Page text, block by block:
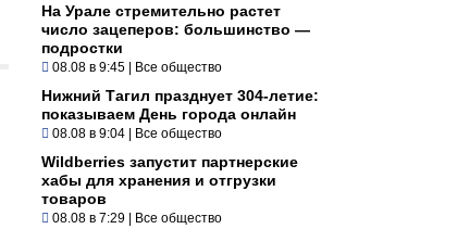
На Урале стремительно растет
число зацеперов: большинство —
подростки
08.08 в 9:45 | Все общество
Нижний Тагил празднует 304-летие:
показываем День города онлайн
08.08 в 9:04 | Все общество
Wildberries запустит партнерские
хабы для хранения и отгрузки
товаров
08.08 в 7:29 | Все общество